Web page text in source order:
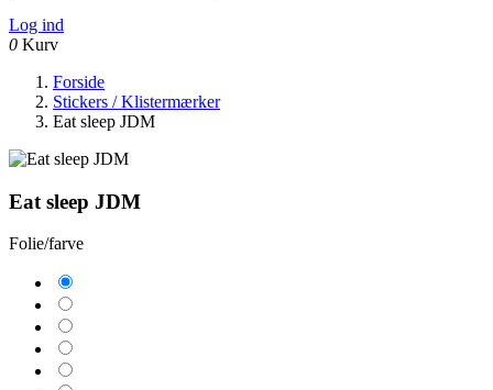
Log ind
0 Kurv
Forside
Stickers / Klistermærker
Eat sleep JDM
Eat sleep JDM
Folie/farve